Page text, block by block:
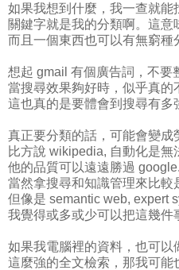
如果我想到什麼，我一查就能
關鍵字就是我的分類啊。這意
而且一個東西也可以有無窮種
想起 gmail 有個廣告詞，不要
當搜尋效果夠好時，似乎真的
這也真的是要體會到搜尋有多
真正要分類的話，可能會變成
比方說 wikipedia, 自動化是無
他的品質可以遠遠勝過 google.
當然拿搜尋和知識管理來比較
但像是 semantic web, expert
我覺得或多或少可以把這幾件
如果我電腦裡的資料，也可以
這麼強的全文檢索，那我可能